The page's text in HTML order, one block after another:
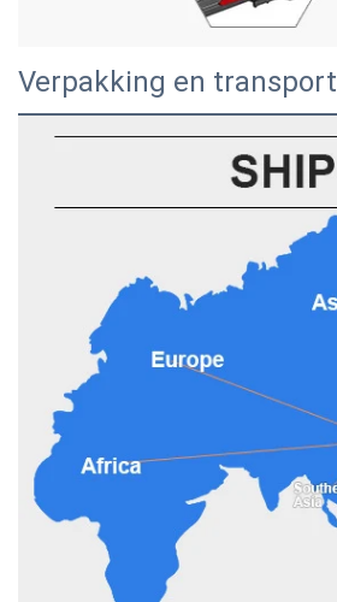
Verpakking en transport